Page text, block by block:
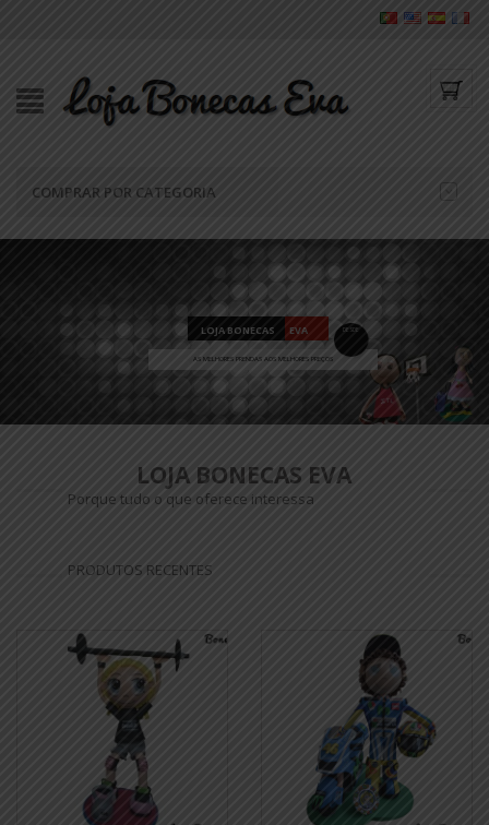
COMPRAR POR CATEGORIA
LOJA BONECAS EVA
AS MEL HORES PRENDAS AOS MELHORES PREÇ OS
DESDE
LOJA BONECAS EVA
Porque tudo o que oferece interessa
PRODUTOS RECENTES